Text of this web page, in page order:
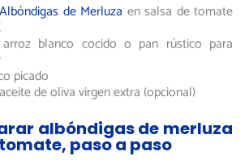
Albóndigas de Merluza en salsa de tomate
blanco cocido o pan rústico para
picado
de oliva virgen extra (opcional)
albóndigas de merluza
paso a paso